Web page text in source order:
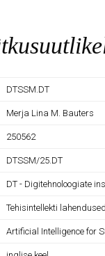
DTSSM.DT
Merja Lina M. Bauters
250562
DTSSM/25.DT
DT - Digitehnoloogiate
Tehisintellekti
Artificial Intelligence for